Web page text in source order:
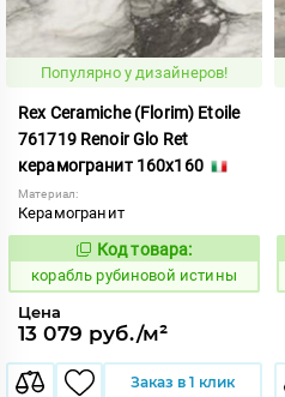
Популярно у дизайнеров!
Rex Ceramiche (Florim) Etoile
761719 Renoir Glo Ret
керамогранит 160x160
Материал:
Керамогранит
775536
Код товара:
корабль рубиновой истины
Цена
13 079 руб./м²
Заказ в 1 клик